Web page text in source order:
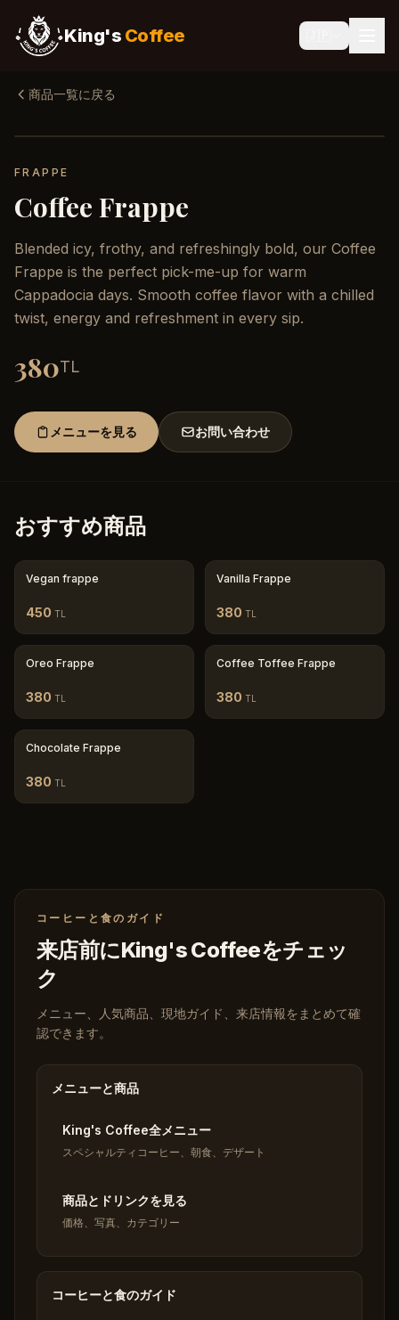
King's Coffee
商品一覧に戻る
FRAPPE
Coffee Frappe
Blended icy, frothy, and refreshingly bold, our Coffee
Frappe is the perfect pick-me-up for warm
Cappadocia days. Smooth coffee flavor with a chilled
twist, energy and refreshment in every sip.
380TL
メニューを見る お問い合わせ
おすすめ商品
Vegan frappe
450 TL
Vanilla Frappe
380 TL
Oreo Frappe
380 TL
Coffee Toffee Frappe
380 TL
Chocolate Frappe
380 TL
コーヒーと食のガイド
来店前にKing's Coffeeをチェッ
ク
メニュー、人気商品、現地ガイド、来店情報をまとめて確
認できます。
メニューと商品
King's Coffee全メニュー
スペシャルティコーヒー、朝食、デザート
商品とドリンクを見る
価格、写真、カテゴリー
コーヒーと食のガイド